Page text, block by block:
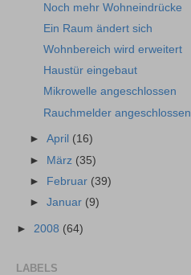
Noch mehr Wohneindrücke
Ein Raum ändert sich
Wohnbereich wird erweitert
Haustür eingebaut
Mikrowelle angeschlossen
Rauchmelder angeschlossen
►April (16)
► März (35)
► Februar (39)
►Januar (9)
► 2008 (64)
LABELS